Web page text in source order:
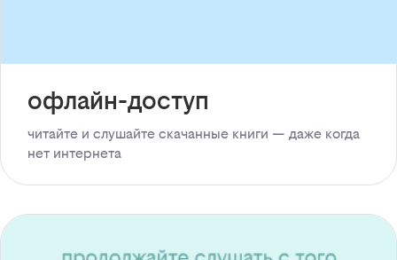
офлайн-доступ
читайте и слушайте скачанные книги — даже когда
нет интернета